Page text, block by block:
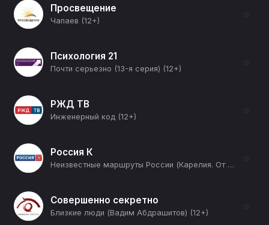
Просвещение
Чапаев (12+)
☆
Психология 21
Почти серьезно (13-я серия) (12+)
☆
РЖД ТВ
Инженерный код (12+)
☆
Россия К
Неизвестные маршруты России (Карелия. От Кеми до Паанаярви) (12+)
☆
Совершенно секретно
Близкие люди (Вадим Абдрашитов) (12+)
☆